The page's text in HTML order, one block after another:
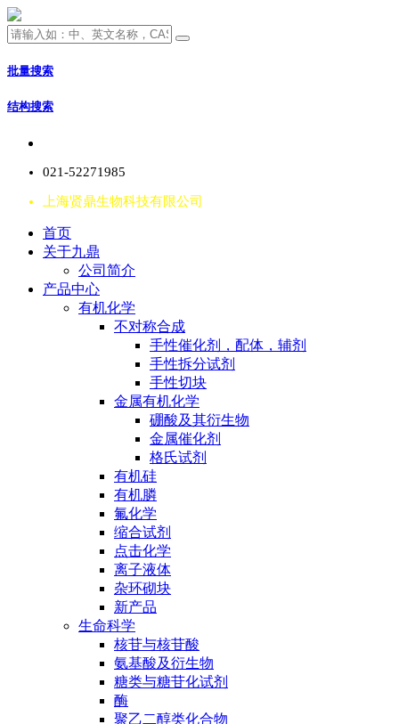
批量搜索
结构搜索
021-52271985
上海贤鼎生物科技有限公司
首页
关于九鼎
公司简介
产品中心
有机化学
不对称合成
手性催化剂，配体，辅剂
手性拆分试剂
手性切块
金属有机化学
硼酸及其衍生物
金属催化剂
格氏试剂
有机硅
有机膦
氟化学
缩合试剂
点击化学
离子液体
杂环砌块
新产品
生命科学
核苷与核苷酸
氨基酸及衍生物
糖类与糖苷化试剂
酶
聚乙二醇类化合物